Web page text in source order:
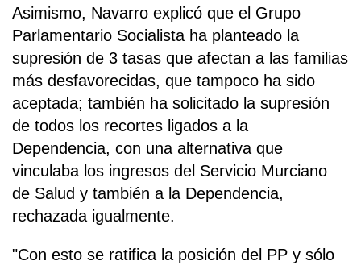
Asimismo, Navarro explicó que el Grupo
Parlamentario Socialista ha planteado la
supresión de 3 tasas que afectan a las familias
más desfavorecidas, que tampoco ha sido
aceptada; también ha solicitado la supresión
de todos los recortes ligados a la
Dependencia, con una alternativa que
vinculaba los ingresos del Servicio Murciano
de Salud y también a la Dependencia,
rechazada igualmente.
"Con esto se ratifica la posición del PP y sólo